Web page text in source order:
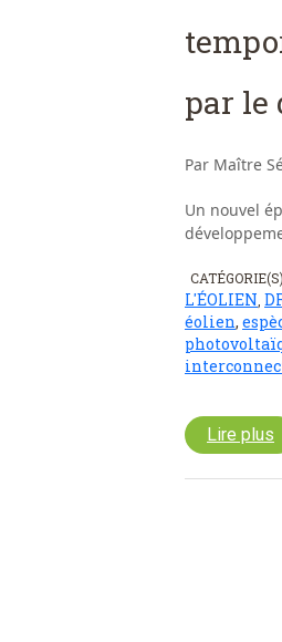
par le
Par Maître
Un nouvel
CATÉGORIE(S)
L'ÉOLIEN
éolien,
Lire plus